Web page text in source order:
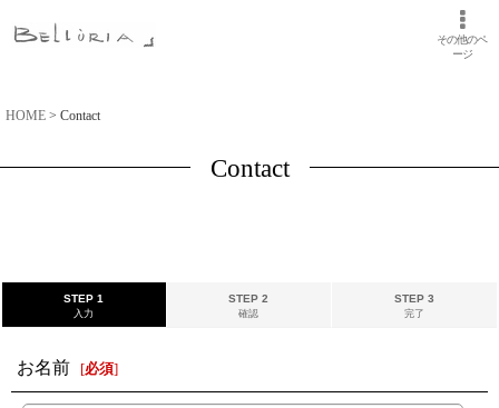
その他のペ
ージ
HOME > Contact
Contact
STEP 1
入力
STEP 2
確認
STEP 3
完了
お名前 [必須]